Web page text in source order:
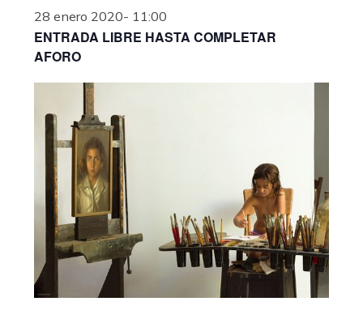
28 enero 2020- 11:00
ENTRADA LIBRE HASTA COMPLETAR
AFORO